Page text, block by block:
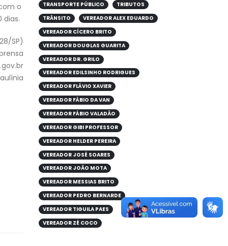
o
dias.
SP)
TRANSPORTE PÚBLICO
TRIBUTOS
TRÂNSITO
VEREADOR ALEX EDUARDO
VEREADOR CÍCERO BRITO
VEREADOR DOUGLAS GUARITA
VEREADOR DR. GRILO
VEREADOR EDILSINHO RODRIGUES
VEREADOR FLÁVIO XAVIER
VEREADOR FÁBIO DA VAN
VEREADOR FÁBIO VALADÃO
VEREADOR GIBI PROFESSOR
VEREADOR HELDER PEREIRA
VEREADOR JOSÉ SOARES
VEREADOR JOÃO MOTA
VEREADOR MESSIAS BRITO
VEREADOR PEDRO BERNARDE
VEREADOR TIGUILA PAES
VEREADOR ZÉ COCO